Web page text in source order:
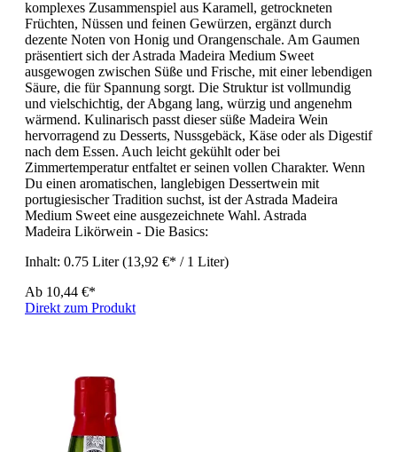
komplexes Zusammenspiel aus Karamell, getrockneten
Früchten, Nüssen und feinen Gewürzen, ergänzt durch
dezente Noten von Honig und Orangenschale. Am Gaumen
präsentiert sich der Astrada Madeira Medium Sweet
ausgewogen zwischen Süße und Frische, mit einer lebendigen
Säure, die für Spannung sorgt. Die Struktur ist vollmundig
und vielschichtig, der Abgang lang, würzig und angenehm
wärmend. Kulinarisch passt dieser süße Madeira Wein
hervorragend zu Desserts, Nussgebäck, Käse oder als Digestif
nach dem Essen. Auch leicht gekühlt oder bei
Zimmertemperatur entfaltet er seinen vollen Charakter. Wenn
Du einen aromatischen, langlebigen Dessertwein mit
portugiesischer Tradition suchst, ist der Astrada Madeira
Medium Sweet eine ausgezeichnete Wahl. Astrada
Madeira Likörwein - Die Basics:
Inhalt: 0.75 Liter(13,92 €* / 1 Liter)
Ab 10,44 €*
Direkt zum Produkt